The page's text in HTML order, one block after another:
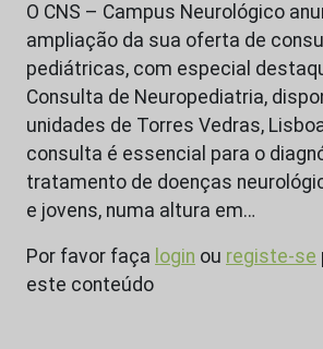
O CNS – Campus Neurológico
ampliação da sua oferta de
pediátricas, com especial
Consulta de Neuropediatria,
unidades de Torres Vedras,
consulta é essencial para o
tratamento de doenças
e jovens, numa altura em…
Por favor faça login ou registe-se
este conteúdo